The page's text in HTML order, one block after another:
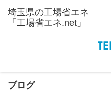
ブログ